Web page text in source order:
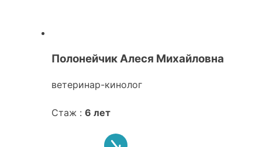
Полонейчик Алеся Михайловна
ветеринар-кинолог
Стаж : 6 лет